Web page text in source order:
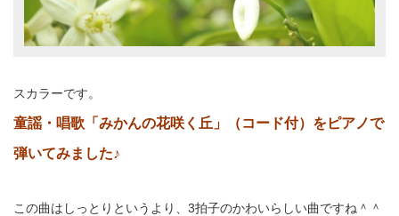
スカラーです。
童謡・唱歌「みかんの花咲く丘」（コード付）をピアノで
弾いてみました♪
この曲はしっとりというより、3拍子のかわいらしい曲ですね＾＾